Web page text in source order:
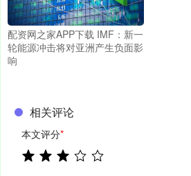
配资网之家APP下载 IMF：新一
轮能源冲击将对亚洲产生负面影
响
相关评论
本文评分*